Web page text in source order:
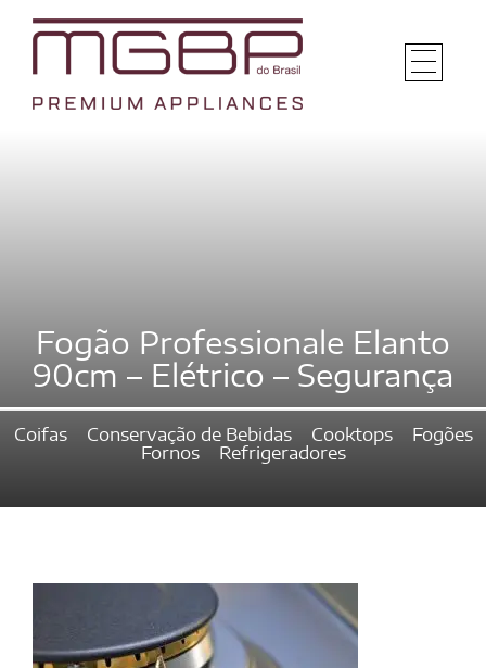
Fogão Professionale Elanto
90cm – Elétrico – Segurança
Coifas Conservação de Bebidas Cooktops
Fogões
Fornos
Refrigeradores